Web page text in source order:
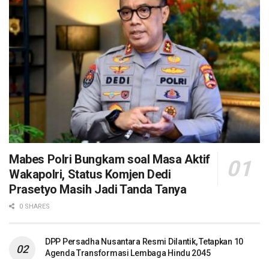
Mabes Polri Bungkam soal Masa Aktif
Wakapolri, Status Komjen Dedi
Prasetyo Masih Jadi Tanda Tanya
0 SHARES
DPP Persadha Nusantara Resmi Dilantik, Tetapkan 10
Agenda Transformasi Lembaga Hindu 2045